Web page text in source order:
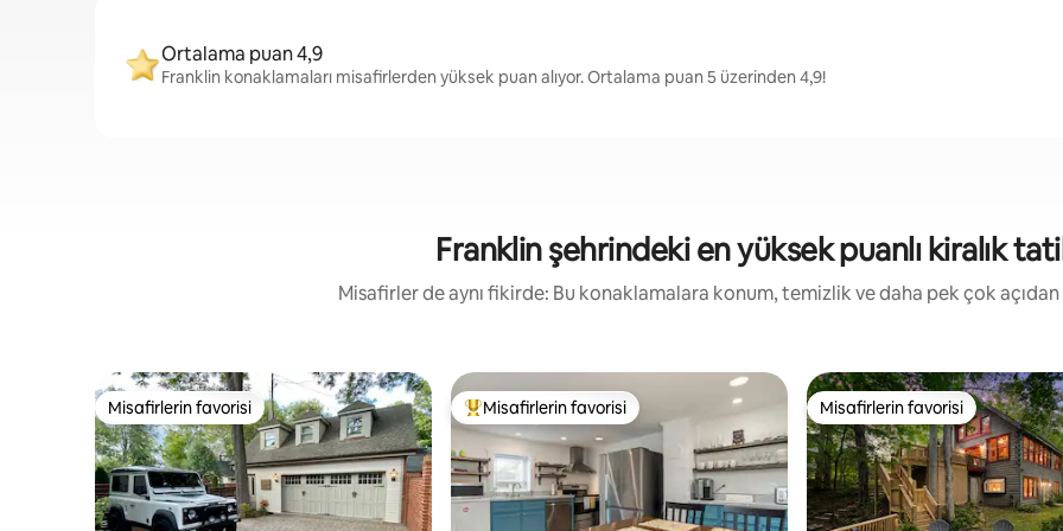
Ortalama puan 4,9
Franklin konaklamaları misafirlerden yüksek puan alıyor. Ortalama puan 5 üzerinden 4,9!
Franklin şehrindeki en yüksek puanlı kiralık
Misafirler de aynı fikirde: Bu konaklamalara konum, temizlik ve daha pek çok
Misafirlerin favorisi
Misafirlerin favorisi Misafirlerin favorilerinden en beğenilenler arasında
Misafirlerin favorisi Misafirlerin favorisi
Misafirlerin favorisi